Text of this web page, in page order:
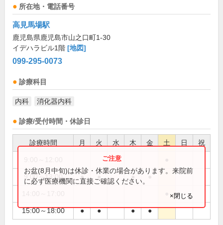
所在地・電話番号
高見馬場駅
鹿児島県鹿児島市山之口町1-30
イデハラビル1階 [地図]
099-295-0073
診療科目
内科 消化器内科
診療/受付時間・休診日
診療時間 月 火 水 木 金 土 日 祝
9:00～13:00 ● ● ● ●
15:00～18:00 ● ● ● ●
お盆(8月中旬)は休診・休業の場合があります。来院前
に必ず医療機関に直接ご確認ください。
×閉じる